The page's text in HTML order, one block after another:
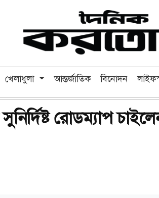
খেলাধুলা আন্তর্জাতিক বিনোদন
সুনির্দিষ্ট রোডম্যাপ